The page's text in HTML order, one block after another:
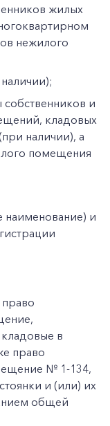
жилых
нежилого
и
кладовых
наличии), а
помещения
и
в
право
№ 1-134,
и (или) их
общей